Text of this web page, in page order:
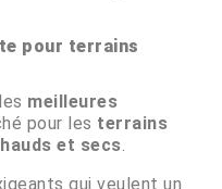
pour terrains
meilleures
pour les terrains
et secs
qui veulent un